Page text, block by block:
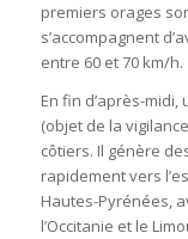
premiers orages
s’accompagnent
entre 60 et 70 km/h.
En fin d’après-
(objet de la
côtiers. Il génère
rapidement vers
Hautes-Pyrénées,
l’Occitanie et le